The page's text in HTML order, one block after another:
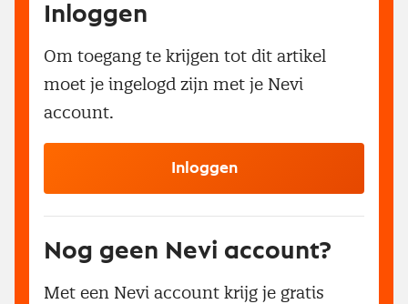
Inloggen
Om toegang te krijgen tot dit artikel
moet je ingelogd zijn met je Nevi
account.
Inloggen
Nog geen Nevi account?
Met een Nevi account krijg je gratis